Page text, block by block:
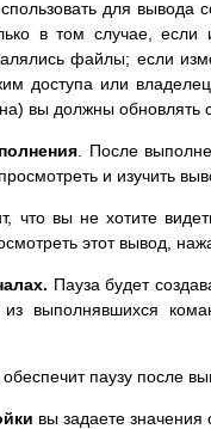
для вывода
в том случае,
файлы; если
доступа или
вы должны обновлять
. После
и изучить
что вы не хотите
этот вывод,
Пауза будет
из выполнявшихся
паузу после
вы задаете